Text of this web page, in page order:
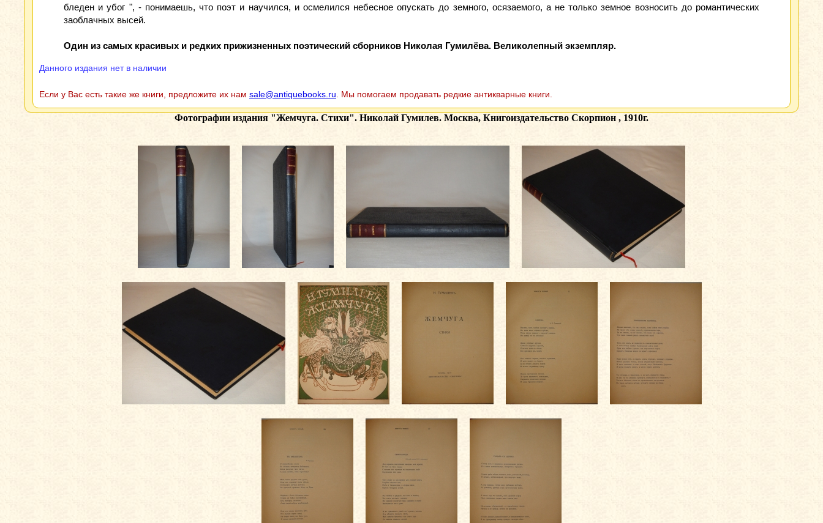
бледен и убог ", - понимаешь, что поэт и научился, и осмелился небесное опускать до земного, осязаемого, а не только земное возносить до романтических
заоблачных высей.
Один из самых красивых и редких прижизненных поэтический сборников Николая Гумилёва. Великолепный экземпляр.
Данного издания нет в наличии
Если у Вас есть такие же книги, предложите их нам sale@antiquebooks.ru . Мы помогаем продавать редкие антикварные книги.
Фотографии издания "Жемчуга. Стихи". Николай Гумилев. Москва, Книгоиздательство Скорпион , 1910г.